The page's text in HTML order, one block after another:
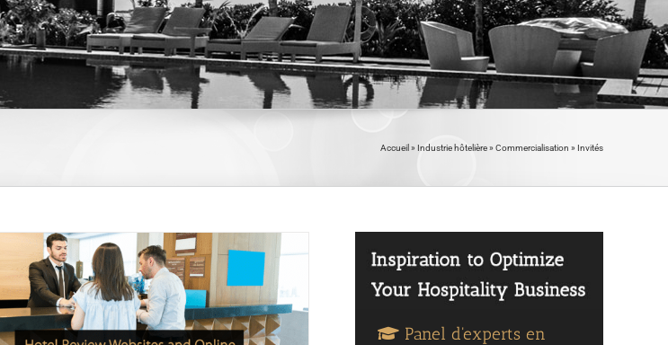
Accueil » Industrie hôtelière» Commercialisation » Invités
Panel d'experts en